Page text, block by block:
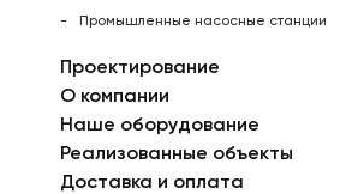
Промышленные насосные станции
Проектирование
О компании
Наше оборудование
Реализованные объекты
Доставка и оплата